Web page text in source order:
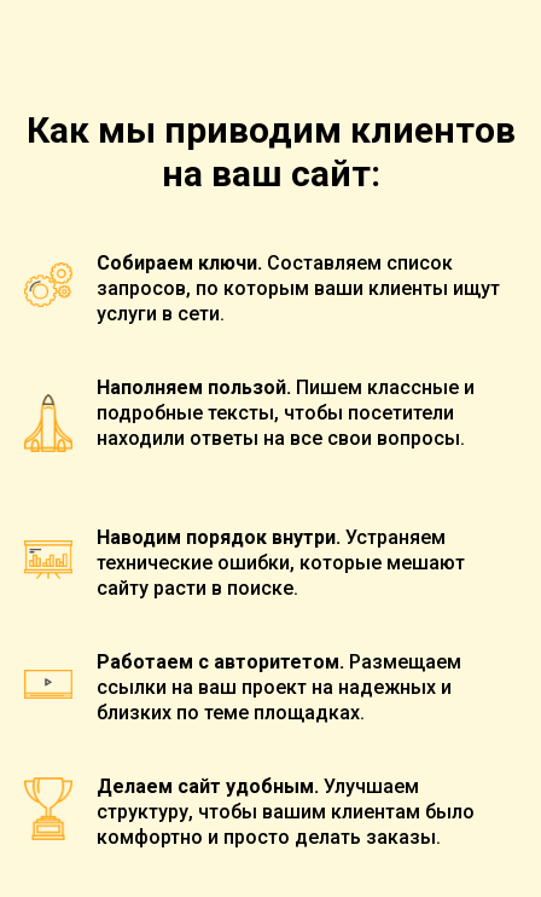
Как мы приводим клиентов
на ваш сайт:
Собираем ключи. Составляем список
запросов, по которым ваши клиенты ищут
услуги в сети.
Наполняем пользой. Пишем классные и
подробные тексты, чтобы посетители
находили ответы на все свои вопросы.
Наводим порядок внутри. Устраняем
технические ошибки, которые мешают
сайту расти в поиске.
Работаем с авторитетом. Размещаем
ссылки на ваш проект на надежных и
близких по теме площадках.
Делаем сайт удобным. Улучшаем
структуру, чтобы вашим клиентам было
комфортно и просто делать заказы.